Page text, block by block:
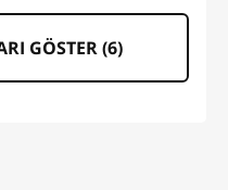
GÖSTER (6)